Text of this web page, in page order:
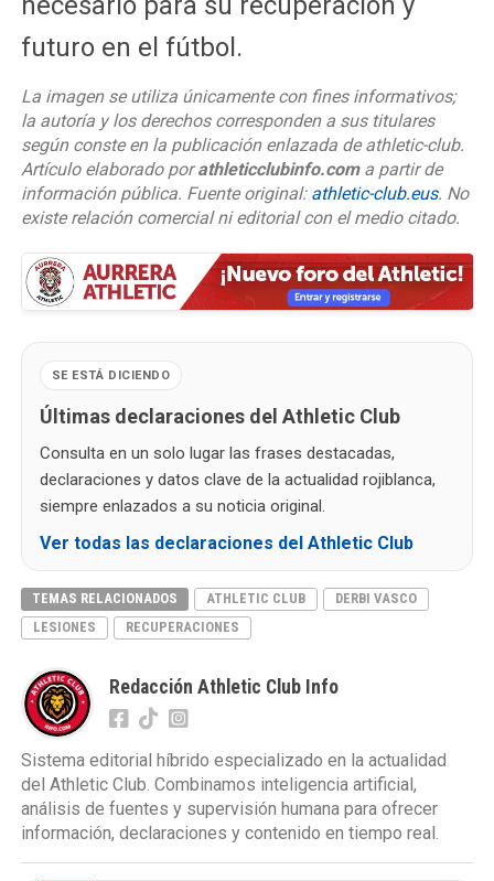
futuro en el fútbol.
La imagen se utiliza únicamente con fines informativos;
la autoría y los derechos corresponden a sus titulares
según conste en la publicación enlazada de athletic-club.
Artículo elaborado porathleticclubinfo.coma partir de
información pública. Fuente original: athletic-club.eus. No
existe relación comercial ni editorial con el medio citado.
SE ESTÁ DICIENDO
Últimas declaraciones del Athletic Club
Consulta en un solo lugar las frases destacadas,
declaraciones y datos clave de la actualidad rojiblanca,
siempre enlazados a su noticia original.
Ver todas las declaraciones del Athletic Club
TEMAS RELACIONADOS ATHLETIC CLUB
DERBI VASCO
LESIONES
RECUPERACIONES
Redacción Athletic Club Info
Sistema editorial híbrido especializado en la actualidad
del Athletic Club. Combinamos inteligencia artificial,
análisis de fuentes y supervisión humana para ofrecer
información, declaraciones y contenido en tiempo real.